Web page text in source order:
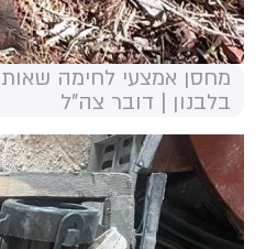
מחסן אמצעי לחימה
בלבנון | דובר צה"ל